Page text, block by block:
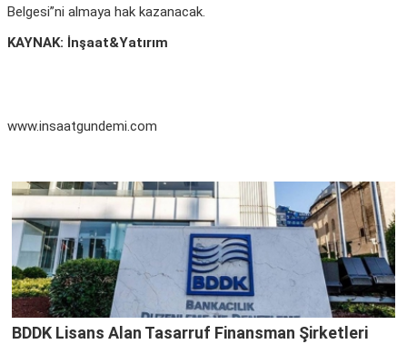
Belgesi”ni almaya hak kazanacak.
KAYNAK: İnşaat&Yatırım
www.insaatgundemi.com
BDDK Lisans Alan Tasarruf Finansman Şirketleri